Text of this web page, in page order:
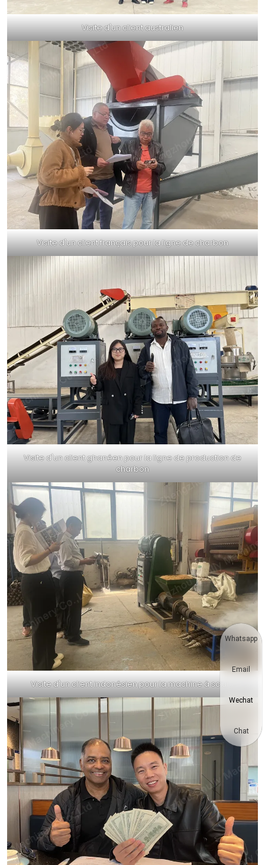
Visite d'un client australien
Visite d'un client français pour la ligne de charbon
Visite d'un client ghanéen pour la ligne de production de
charbon
Visite d'un client indonésien pour la machine à sciure
Whatsapp
Email
Wechat
Chat